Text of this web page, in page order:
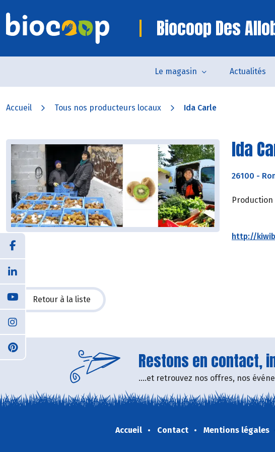
Biocoop Des
Le magasin Actualités
Accueil Tous nos producteurs locaux Ida Carle
Ida
26100 -
http://
Retour à la liste
Restons en contact,
....et retrouvez nos offres, nos
Accueil Contact Mentions légales